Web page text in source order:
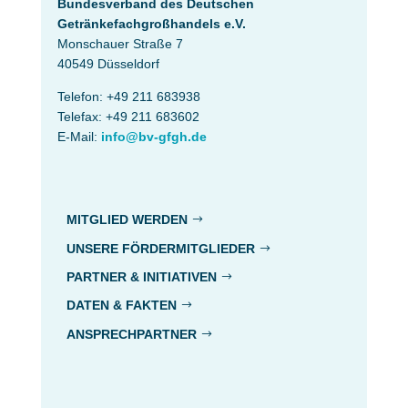
Bundesverband des Deutschen
Getränke­fach­großhandels e.V.
Monschauer Straße 7
40549 Düsseldorf
Telefon: +49 211 683938
Telefax: +49 211 683602
E-Mail: info@bv-gfgh.de
MITGLIED WERDEN
UNSERE FÖRDERMITGLIEDER
PARTNER & INITIATIVEN
DATEN & FAKTEN
ANSPRECHPARTNER